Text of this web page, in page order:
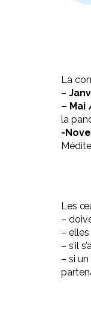
La
–
– Mai
la
-
Les
–
–
– s’il
– si